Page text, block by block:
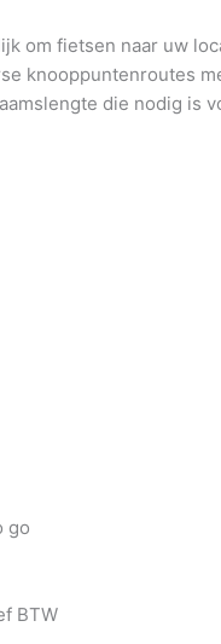
om fietsen naar uw
knooppuntenroutes
die nodig is
go
BTW